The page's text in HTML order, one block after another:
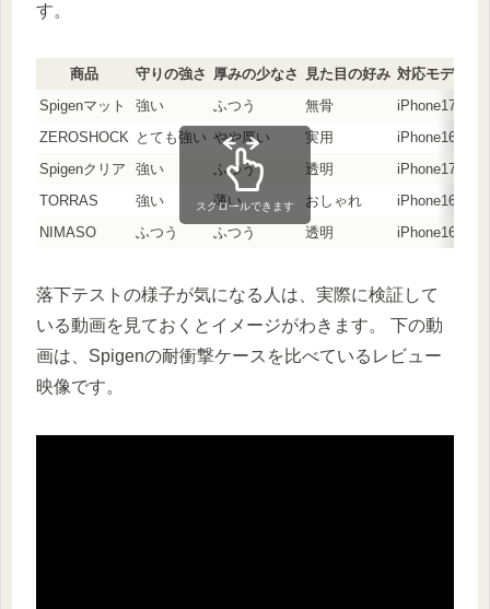
す。
商品 守りの強さ 厚みの少なさ 見た目の好み 対応モデル
Spigenマット
強い ふつう 無骨
iPhone17
ZEROSHOCK とても強い やや厚い 実用
iPhone16
Spigenクリア
強い ふつう 透明
iPhone17
TORRAS
強い 薄い おしゃれ
iPhone16
NIMASO
ふつう ふつう 透明 iPhone16
スクロールできます
落下テストの様子が気になる人は、実際に検証して
いる動画を見ておくとイメージがわきます。 下の動
画は、Spigenの耐衝撃ケースを比べているレビュー
映像です。